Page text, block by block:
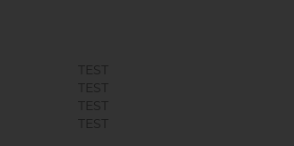
TEST
TEST
TEST
TEST